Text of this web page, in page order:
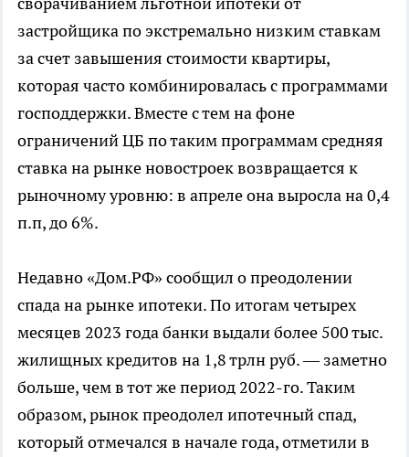
застройщика по экстремально низким ставкам
за счет завышения стоимости квартиры,
которая часто комбинировалась с программами
господдержки. Вместе с тем на фоне
ограничений ЦБ по таким программам средняя
ставка на рынке новостроек возвращается к
рыночному уровню: в апреле она выросла на 0,4
п.п, до 6%.
Недавно «Дом.РФ» сообщил о преодолении
спада на рынке ипотеки. По итогам четырех
месяцев 2023 года банки выдали более 500 тыс.
жилищных кредитов на 1,8 трлн руб. — заметно
больше, чем в тот же период 2022-го. Таким
образом, рынок преодолел ипотечный спад,
который отмечался в начале года, отметили в